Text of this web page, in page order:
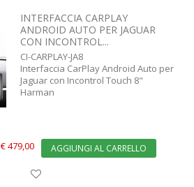
INTERFACCIA CARPLAY
ANDROID AUTO PER JAGUAR
CON INCONTROL...
CI-CARPLAY-JA8
Interfaccia CarPlay Android Auto per
Jaguar con Incontrol Touch 8"
Harman
€ 479,00 AGGIUNGI AL CARRELLO